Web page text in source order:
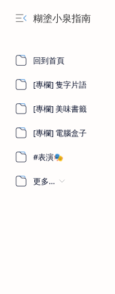
糊塗小泉指南
回到首頁
[專欄] 隻字片語
[專欄] 美味書籤
[專欄] 電腦盒子
#表演🎭
更多…